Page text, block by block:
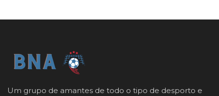
Um grupo de amantes de todo o tipo de desporto e